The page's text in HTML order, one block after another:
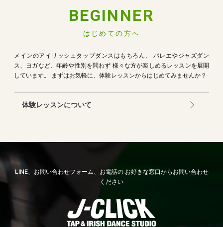
BEGINNER
はじめての方へ
メインのアイリッシュタップダンスはもちろん、
バレエやジャズダン
ス、ヨガなど、年齢や性別を問わず 様々な方が楽しめるレッスンを展開
しています。
まずはお気軽に、体験レッスンからはじめてみませんか？
体験レッスンについて
LINE、お問い合わせフォーム、お電話のお好きな窓口からお問い合わせ
ください